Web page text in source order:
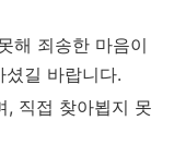
해 죄송한 마음이
길 바랍니다.
, 직접 찾아뵙지 못